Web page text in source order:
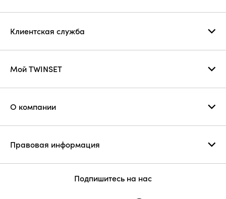
Клиентская служба
Мой TWINSET
О компании
Правовая информация
Подпишитесь на нас